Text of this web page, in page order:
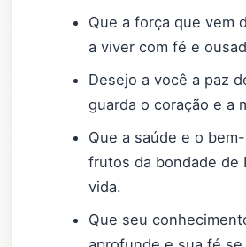
Que a força que vem
a viver com fé e
Desejo a você a paz
guarda o coração e a
Que a saúde e o
frutos da bondade de
vida.
Que seu